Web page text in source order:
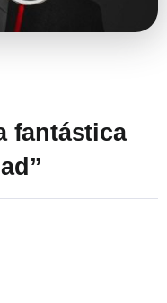
fantástica